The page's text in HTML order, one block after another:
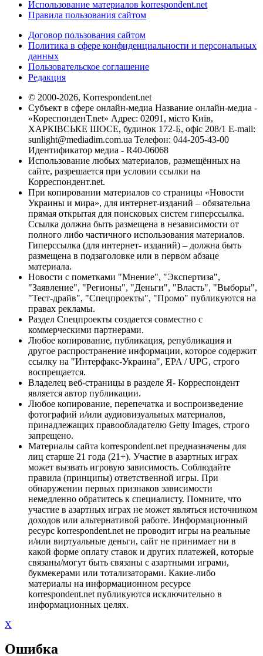
Использование материалов korrespondent.net
Правила пользования сайтом
Договор пользования сайтом
Политика в сфере конфиденциальности и персональных
данных
Пользовательское соглашение
Редакция
© 2000-2026, Korrespondent.net
Субъект в сфере онлайн-медиа Название онлайн-медиа -
«КореспонденТ.net» Адрес: 02091, місто Київ,
ХАРКІВСЬКЕ ШОСЕ, будинок 172-Б, офіс 208/1 E-mail:
sunlight@mediadim.com.ua Телефон: 044-205-43-00
Идентификатор медиа - R40-06068
Использование любых материалов, размещённых на
сайте, разрешается при условии ссылки на
Корреспондент.net.
При копировании материалов со страницы «Новости
Украины и мира», для интернет-изданий – обязательна
прямая открытая для поисковых систем гиперссылка.
Ссылка должна быть размещена в независимости от
полного либо частичного использования материалов.
Гиперссылка (для интернет- изданий) – должна быть
размещена в подзаголовке или в первом абзаце
материала.
Новости с пометками "Мнение", "Экспертиза",
"Заявление", "Регионы", "Деньги", "Власть", "Выборы",
"Тест-драйв", "Спецпроекты", "Промо" публикуются на
правах рекламы.
Раздел Спецпроекты создается совместно с
коммерческими партнерами.
Любое копирование, публикация, републикация и
другое распространение информации, которое содержит
ссылку на "Интерфакс-Украина", EPA / UPG, строго
воспрещается.
Владелец веб-страницы в разделе Я- Корреспондент
является автор публикации.
Любое копирование, перепечатка и воспроизведение
фотографий и/или аудиовизуальных материалов,
принадлежащих правообладателю Getty Images, строго
запрещено.
Материалы сайта korrespondent.net предназначены для
лиц старше 21 года (21+). Участие в азартных играх
может вызвать игровую зависимость. Соблюдайте
правила (принципы) ответственной игры. При
обнаружении первых признаков зависимости
немедленно обратитесь к специалисту. Помните, что
участие в азартных играх не может являться источником
доходов или альтернативой работе. Информационный
ресурс korrespondent.net не проводит игры на реальные
и/или виртуальные деньги, сайт не принимает ни в
какой форме оплату ставок и других платежей, которые
связаны/могут быть связаны с азартными играми,
букмекерами или тотализаторами. Какие-либо
материалы на информационном ресурсе
korrespondent.net публикуются исключительно в
информационных целях.
X
Ошибка